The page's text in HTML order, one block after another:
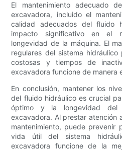
El mantenimiento adecuado
excavadora, incluido el
calidad adecuados del fluido
impacto significativo en el
longevidad de la máquina. El
regulares del sistema
costosas y tiempos de
excavadora funcione de manera
En conclusión, mantener los
del fluido hidráulico es crucial
óptimo y la longevidad del
excavadora. Al prestar atención
mantenimiento, puede prevenir
vida útil del sistema
excavadora funcione de la